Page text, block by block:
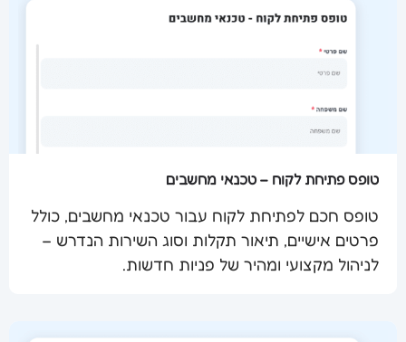
שלח מסמך
טופס פתיחת לקוח – טכנאי מחשבים
טופס חכם לפתיחת לקוח עבור טכנאי מחשבים, כולל
פרטים אישיים, תיאור תקלות וסוג השירות הנדרש –
לניהול מקצועי ומהיר של פניות חדשות.